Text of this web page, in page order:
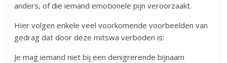
anders, of die iemand emotionele pijn veroorzaakt.
Hier volgen enkele veel voorkomende voorbeelden van
gedrag dat door deze mitswa verboden is:
Je mag iemand niet bij een denigrerende bijnaam